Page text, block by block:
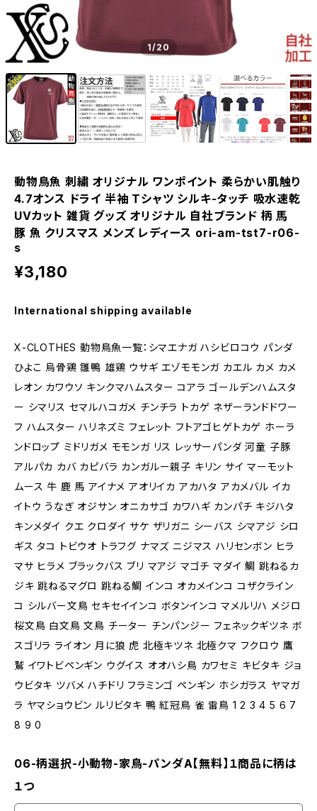
1/20
動物鳥魚 刺繍 オリジナル ワンポイント 柔らかい肌触り
4.7オンス ドライ 半袖 Tシャツ シルキ-タッチ 吸水速乾
UVカット 雑貨 グッズ オリジナル 自社ブランド 柄 馬
豚 魚 クリスマス メンズ レディース ori-am-tst7-r06-
s
¥3,180
International shipping available
X-CLOTHES 動物鳥魚一覧：シマエナガ ハシビロコウ パンダ
ひよこ 烏骨鶏 雛鴨 雄鶏 ウサギ エゾモモンガ カエル カメ カメ
レオン カワウソ キンクマハムスター コアラ ゴールデンハムスタ
ー シマリス セマルハコガメ チンチラ トカゲ ネザーランドドワー
フ ハムスター ハリネズミ フェレット フトアゴヒゲトカゲ ホーラ
ンドロップ ミドリガメ モモンガ リス レッサーパンダ 河童 子豚
アルパカ カバ カピバラ カンガルー親子 キリン サイ マーモット
ムース 牛 鹿 馬 アイナメ アオリイカ アカハタ アカメバル イカ
イトウ うなぎ オジサン オニカサゴ カワハギ カンパチ キジハタ
キンメダイ クエ クロダイ サケ ザリガニ シーバス シマアジ シロ
ギス タコ トビウオ トラフグ ナマズ ニジマス ハリセンボン ヒラ
マサ ヒラメ ブラックバス ブリ マアジ マゴチ マダイ 鯛 跳ねるカ
ジキ 跳ねるマグロ 跳ねる鯛 インコ オカメインコ コザクライン
コ シルバー文鳥 セキセイインコ ボタンインコ マメルリハ メジロ
桜文鳥 白文鳥 文鳥 チーター チンパンジー フェネックギツネ ボ
スゴリラ ライオン 月に狼 虎 北極キツネ 北極クマ フクロウ 鷹
鷲 イワトビペンギン ウグイス オオハシ鳥 カワセミ キビタキ ジョ
ウビタキ ツバメ ハチドリ フラミンゴ ペンギン ホシガラス ヤマガ
ラ ヤマショウビン ルリビタキ 鴨 紅冠鳥 雀 雷鳥 1 2 3 4 5 6 7
8 9 0
06-柄選択-小動物-家鳥-パンダA【無料】１商品に柄は
１つ